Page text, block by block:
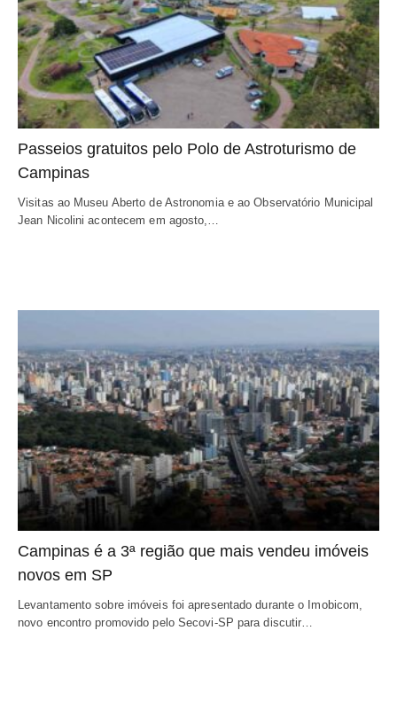
Passeios gratuitos pelo Polo de Astroturismo de
Campinas
Visitas ao Museu Aberto de Astronomia e ao Observatório Municipal
Jean Nicolini acontecem em agosto,…
Campinas é a 3ª região que mais vendeu imóveis
novos em SP
Levantamento sobre imóveis foi apresentado durante o Imobicom,
novo encontro promovido pelo Secovi-SP para discutir…